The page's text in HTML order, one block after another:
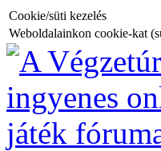
Cookie/süti kezelés
Weboldalainkon cookie-kat